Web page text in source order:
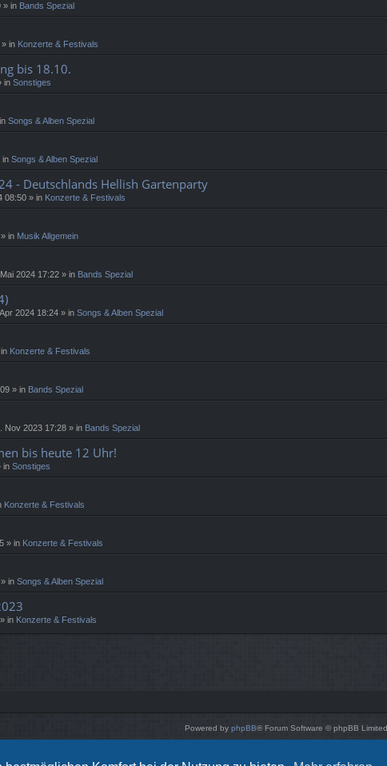
» in Bands Spezial
» in Konzerte & Festivals
bis 18.10.
in Sonstiges
Songs & Alben Spezial
in Songs & Alben Spezial
- Deutschlands Hellish Gartenparty
08:50 » in Konzerte & Festivals
» in Musik Allgemein
2024 17:22 » in Bands Spezial
2024 18:24 » in Songs & Alben Spezial
Konzerte & Festivals
» in Bands Spezial
Nov 2023 17:28 » in Bands Spezial
bis heute 12 Uhr!
in Sonstiges
Konzerte & Festivals
» in Konzerte & Festivals
» in Songs & Alben Spezial
» in Konzerte & Festivals
Powered by phpBB® Forum Software © phpBB Limited